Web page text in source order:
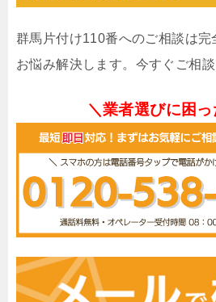
群馬片付け110番へのご相談は
お悩み解決します。今すぐご相談
＼業者選びに困